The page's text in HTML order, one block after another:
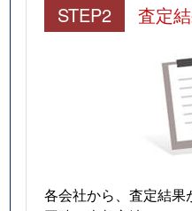
STEP2 査定
各会社から、査定結果